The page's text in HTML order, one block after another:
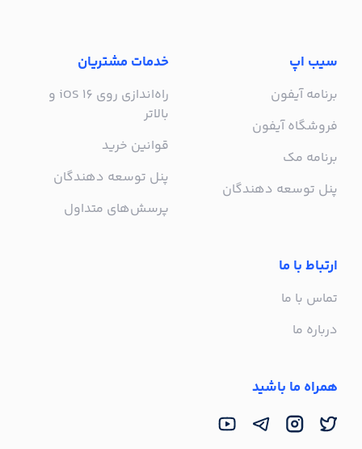
سیب اپ
برنامه آیفون
فروشگاه آیفون
برنامه مک
پنل توسعه دهندگان
خدمات مشتریان
راه‌اندازی روی iOS 16 و
بالاتر
قوانین خرید
پنل توسعه دهندگان
پرسش‌های متداول
ارتباط با ما
تماس با ما
درباره ما
همراه ما باشید